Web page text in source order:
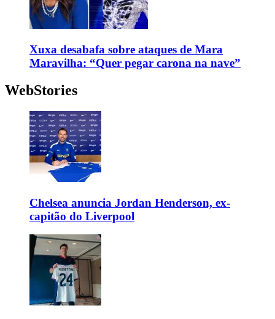
Xuxa desabafa sobre ataques de Mara
Maravilha: “Quer pegar carona na nave”
WebStories
Chelsea anuncia Jordan Henderson, ex-
capitão do Liverpool